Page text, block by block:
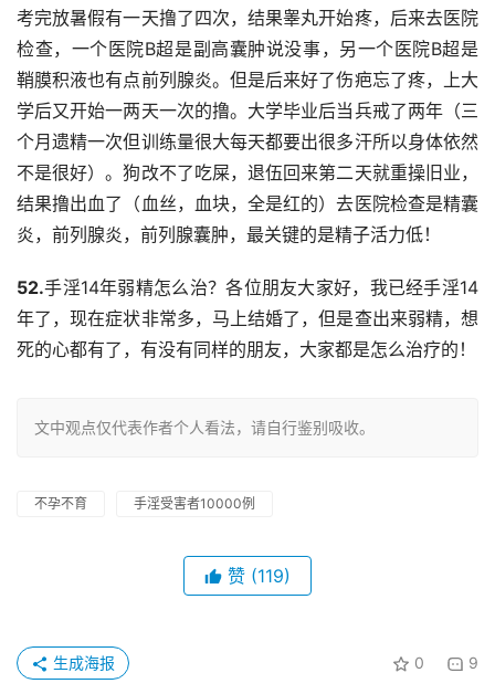
考完放暑假有一天撸了四次，结果睾丸开始疼，后来去医院
检查，一个医院B超是副高囊肿说没事，另一个医院B超是
鞘膜积液也有点前列腺炎。但是后来好了伤疤忘了疼，上大
学后又开始一两天一次的撸。大学毕业后当兵戒了两年（三
个月遗精一次但训练量很大每天都要出很多汗所以身体依然
不是很好）。狗改不了吃屎，退伍回来第二天就重操旧业，
结果撸出血了（血丝，血块，全是红的）去医院检查是精囊
炎，前列腺炎，前列腺囊肿，最关键的是精子活力低！
52.手淫14年弱精怎么治？各位朋友大家好，我已经手淫14
年了，现在症状非常多，马上结婚了，但是查出来弱精，想
死的心都有了，有没有同样的朋友，大家都是怎么治疗的！
文中观点仅代表作者个人看法，请自行鉴别吸收。
不孕不育 手淫受害者10000例
赞 (119)
0 9
生成海报